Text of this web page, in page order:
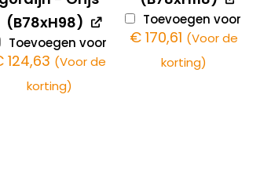
(B78xH98)
Toevoegen voor
124,63 (Voor de
korting)
Toevoegen voor
€170,61 (Voor de
korting)